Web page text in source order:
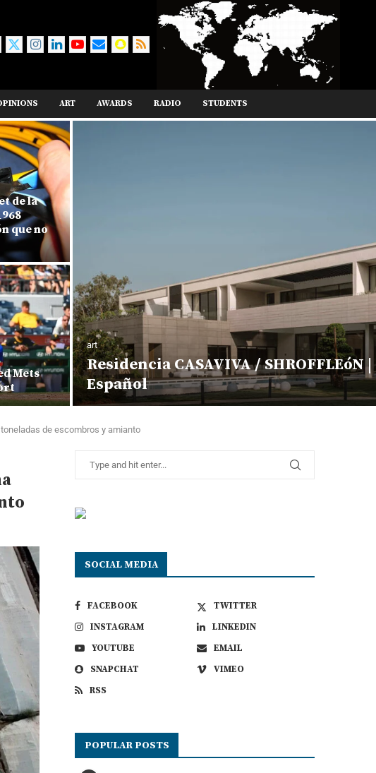
ART AWARDS RADIO STUDENTS
de la
que no
Mets
art
Residencia CASAVIVA /
Español
de escombros y amianto
SOCIAL MEDIA
FACEBOOK
TWITTER
INSTAGRAM
LINKEDIN
YOUTUBE
EMAIL
SNAPCHAT
VIMEO
RSS
POPULAR POSTS